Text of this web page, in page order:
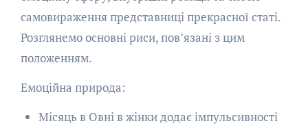
самовираження представниці прекрасної статі.
Розглянемо основні риси, пов’язані з цим
положенням.
Емоційна природа:
Місяць в Овні в жінки додає імпульсивності